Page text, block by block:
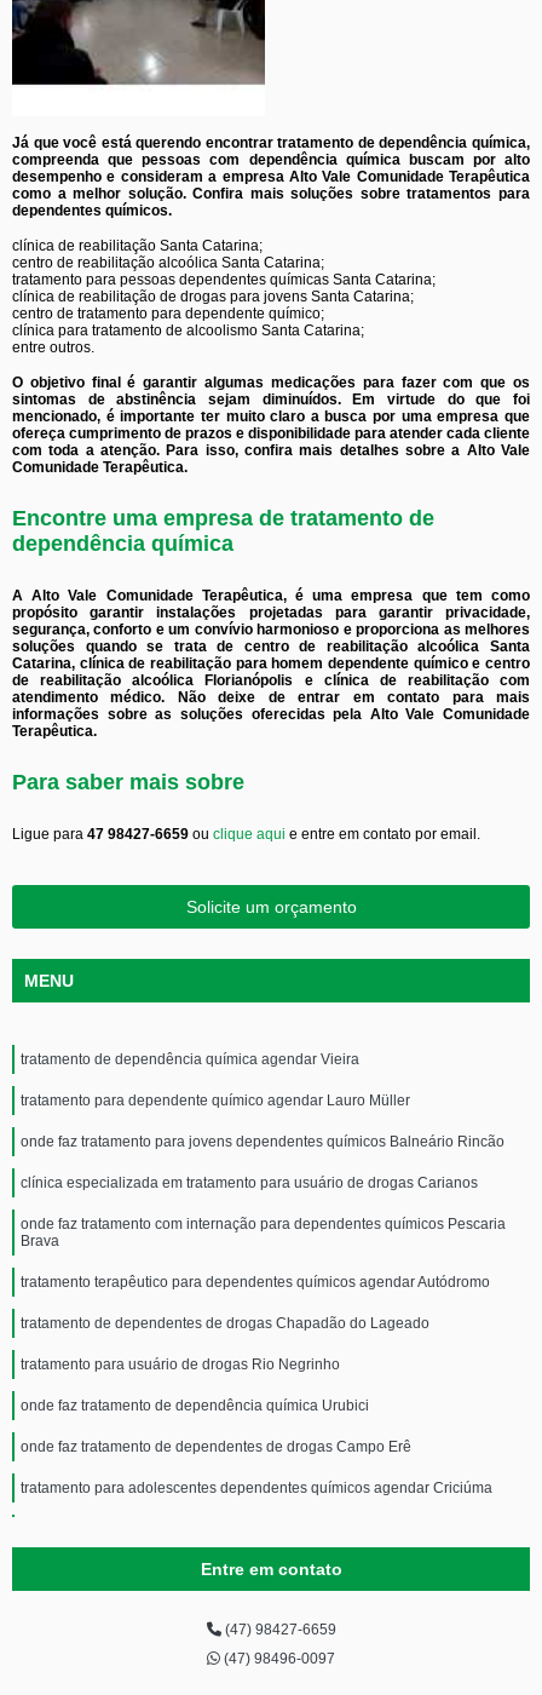
Já que você está querendo encontrar tratamento de dependência química,
compreenda que pessoas com dependência química buscam por alto
desempenho e consideram a empresa Alto Vale Comunidade Terapêutica
como a melhor solução. Confira mais soluções sobre tratamentos para
dependentes químicos.
clínica de reabilitação Santa Catarina;
centro de reabilitação alcoólica Santa Catarina;
tratamento para pessoas dependentes químicas Santa Catarina;
clínica de reabilitação de drogas para jovens Santa Catarina;
centro de tratamento para dependente químico;
clínica para tratamento de alcoolismo Santa Catarina;
entre outros.
O objetivo final é garantir algumas medicações para fazer com que os
sintomas de abstinência sejam diminuídos. Em virtude do que foi
mencionado, é importante ter muito claro a busca por uma empresa que
ofereça cumprimento de prazos e disponibilidade para atender cada cliente
com toda a atenção. Para isso, confira mais detalhes sobre a Alto Vale
Comunidade Terapêutica.
Encontre uma empresa de tratamento de
dependência química
A Alto Vale Comunidade Terapêutica, é uma empresa que tem como
propósito garantir instalações projetadas para garantir privacidade,
segurança, conforto e um convívio harmonioso e proporciona as melhores
soluções quando se trata de centro de reabilitação alcoólica Santa
Catarina, clínica de reabilitação para homem dependente químico e centro
de reabilitação alcoólica Florianópolis e clínica de reabilitação com
atendimento médico. Não deixe de entrar em contato para mais
informações sobre as soluções oferecidas pela Alto Vale Comunidade
Terapêutica.
Para saber mais sobre
Ligue para 47 98427-6659 ou clique aqui e entre em contato por email.
Solicite um orçamento
MENU
tratamento de dependência química agendar Vieira
tratamento para dependente químico agendar Lauro Müller
onde faz tratamento para jovens dependentes químicos Balneário Rincão
clínica especializada em tratamento para usuário de drogas Carianos
onde faz tratamento com internação para dependentes químicos Pescaria
Brava
tratamento terapêutico para dependentes químicos agendar Autódromo
tratamento de dependentes de drogas Chapadão do Lageado
tratamento para usuário de drogas Rio Negrinho
onde faz tratamento de dependência química Urubici
onde faz tratamento de dependentes de drogas Campo Erê
tratamento para adolescentes dependentes químicos agendar Criciúma
Pantanal
onde faz tratamento de dependência química São João do Rio Vermelho
clínica especializada em tratamento para usuários de drogas João Costa
tratamento de dependentes de drogas Pantanal
Entre em contato
(47) 98427-6659
(47) 98496-0097